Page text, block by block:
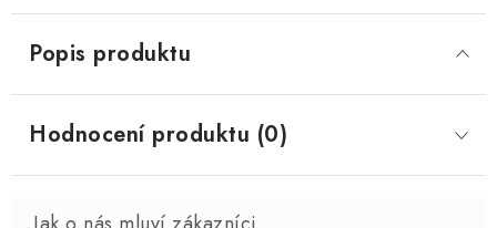
Popis produktu
Hodnocení produktu (0)